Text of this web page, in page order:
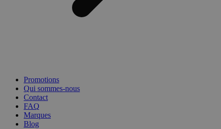
Promotions
Qui sommes-nous
Contact
FAQ
Marques
Blog